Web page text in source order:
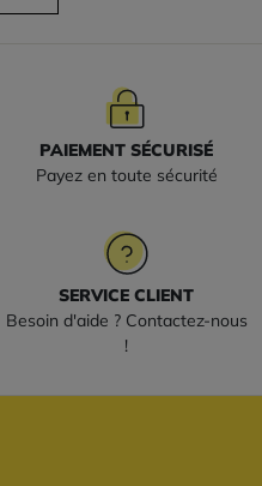
PAIEMENT SÉCURISÉ
Payez en toute sécurité
SERVICE CLIENT
Besoin d'aide ? Contactez-nous
!